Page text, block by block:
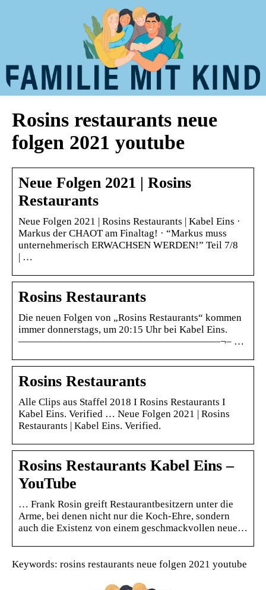
Rosins restaurants neue
folgen 2021 youtube
Neue Folgen 2021 | Rosins
Restaurants
Neue Folgen 2021 | Rosins Restaurants | Kabel Eins ·
Markus der CHAOT am Finaltag! · “Markus muss
unternehmerisch ERWACHSEN WERDEN!” Teil 7/8
| …
Rosins Restaurants
Die neuen Folgen von „Rosins Restaurants“ kommen
immer donnerstags, um 20:15 Uhr bei Kabel Eins.
————————————————————¬– …
Rosins Restaurants
Alle Clips aus Staffel 2018 I Rosins Restaurants I
Kabel Eins. Verified … Neue Folgen 2021 | Rosins
Restaurants | Kabel Eins. Verified.
Rosins Restaurants Kabel Eins –
YouTube
… Frank Rosin greift Restaurantbesitzern unter die
Arme, bei denen nicht nur die Koch-Ehre, sondern
auch die Existenz von einem geschmackvollen neue…
Keywords: rosins restaurants neue folgen 2021 youtube